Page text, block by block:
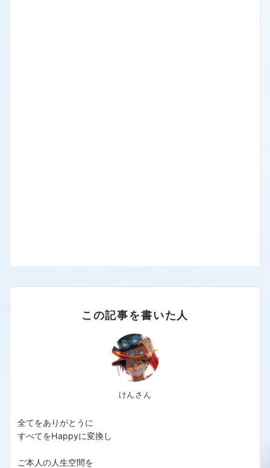
この記事を書いた人
けんさん
全てをありがとうに
すべてをHappyに変換し
ご本人の人生空間を